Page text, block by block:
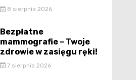
8 sierpnia 2026
Bezpłatne
mammografie – Twoje
zdrowie w zasięgu ręki!
7 sierpnia 2026